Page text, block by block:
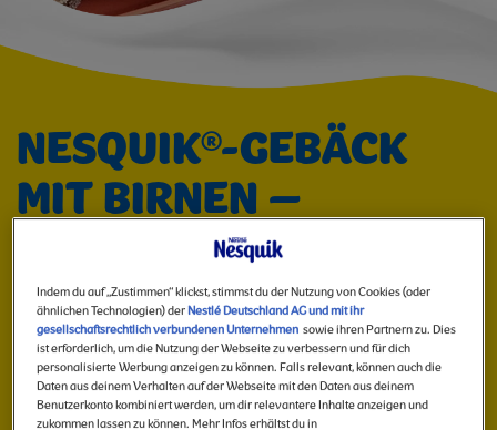
REZEPT
FÜR
FAMILIEN
NESQUIK®-GEBÄCK
MIT BIRNEN –
EINFACHES
FAMILIENREZEPT ZUM
BACKEN MIT KINDERN
Idee teilen
Indem du auf „Zustimmen“ klickst, stimmst du der Nutzung von Cookies (oder
ähnlichen Technologien) der Nestlé Deutschland AG und mit ihr
gesellschaftsrechtlich verbundenen Unternehmen sowie ihren Partnern zu. Dies
ist erforderlich, um die Nutzung der Webseite zu verbessern und für dich
personalisierte Werbung anzeigen zu können. Falls relevant, können auch die
Daten aus deinem Verhalten auf der Webseite mit den Daten aus deinem
Benutzerkonto kombiniert werden, um dir relevantere Inhalte anzeigen und
zukommen lassen zu können. Mehr Infos erhältst du in